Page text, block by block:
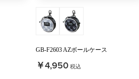
GB-F2603 AZボールケース
￥4,950税込